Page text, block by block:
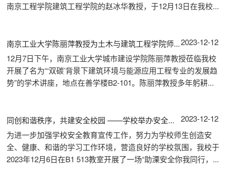
南京工程学院建筑工程学院的赵冰华教授，于12月13日在我校...
南京工业大学陈丽萍教授为土木与建筑工程学院师...2023-12-12
12月7日下午，南京工业大学城市建设学院陈丽萍教授莅临我校
开展了名为“‘双碳’背景下建筑环境与能源应用工程专业的发展趋
势”的学术讲座，地点在善学楼B2-101。陈丽萍教授多年躬耕...
同创和谐秩序，共建安全校园 ——学校举办安全...
2023-12-12
为进一步加强学校安全教育宣传工作，努力为学校师生创造安
全、健康、和谐的学习工作环境，营造良好的学校氛围，我校于
2023年12月6日在B1 513教室开展了一场“助溧安全你我同行，...